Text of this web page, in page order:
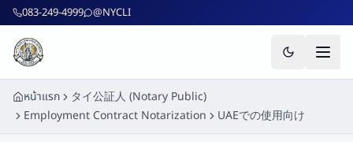
ข้ามไปยังเนื้อหาหลัก
083-249-4999 @NYCLI
หน้าแรก
タイ公証人 (Notary Public)
Employment Contract Notarization
UAEでの使用向け